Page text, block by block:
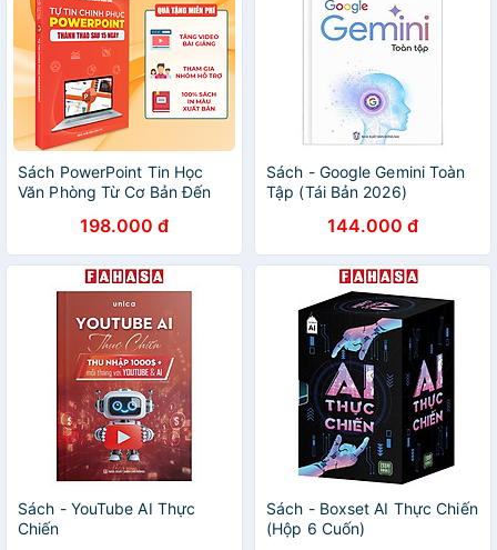
Sách PowerPoint Tin Học
Văn Phòng Từ Cơ Bản Đến
+ Tặng Kèm Video Hướng
Dẫn
198.000 đ
Sách - Google Gemini Toàn
Tập (Tái Bản 2026)
144.000 đ
Sách - YouTube AI Thực
Chiến
Sách - Boxset AI Thực Chiến
(Hộp 6 Cuốn)